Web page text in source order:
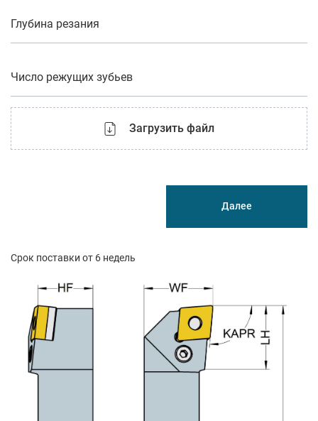
Срок поставки от 6 недель
Глубина резания
Число режущих зубьев
Загрузить файл
Далее